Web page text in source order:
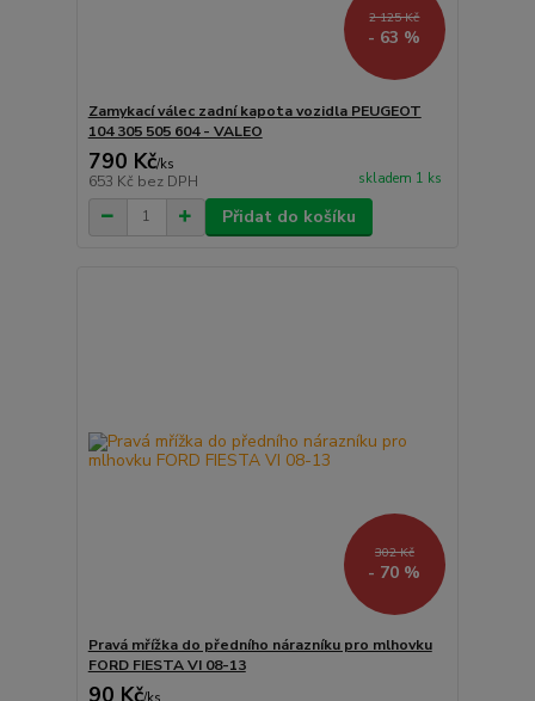
2 125 Kč
- 63 %
Zamykací válec zadní kapota vozidla PEUGEOT
104 305 505 604 - VALEO
790 Kč/ks
653 Kč bez DPH skladem 1 ks
Přidat do košíku
302 Kč
- 70 %
Pravá mřížka do předního nárazníku pro mlhovku
FORD FIESTA VI 08-13